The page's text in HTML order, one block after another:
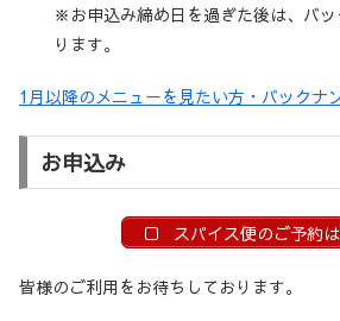
※お申込み締め日を過ぎた後は、バ
ります。
1月以降のメニューを見たい方・バックナ
お申込み
スパイス便のご予約
皆様のご利用をお待ちしております。